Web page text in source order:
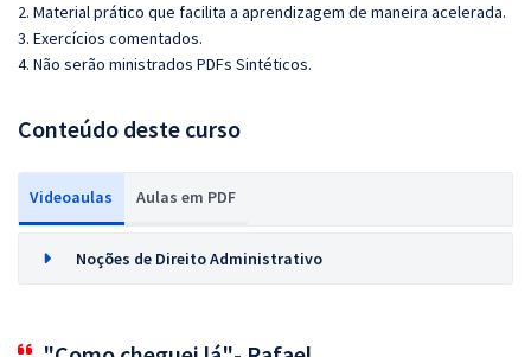
2. Material prático que facilita a aprendizagem de maneira acelerada.
3. Exercícios comentados.
4. Não serão ministrados PDFs Sintéticos.
Conteúdo deste curso
Videoaulas Aulas em PDF
Noções de Direito Administrativo